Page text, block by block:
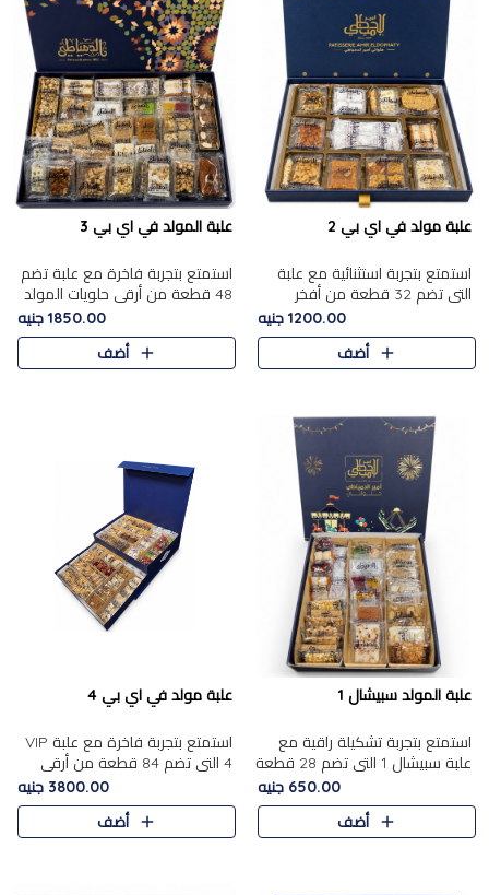
علبة مولد في اي بي 2
استمتع بتجربة استثنائية مع علبة
التي تضم 32 قطعة من أفخر
حلويات المولد الشرقية، في تشكيلة
تجمع بين الأصالة والاختيارات
الفاخرة. تحتوي العلبة..
1200.00 جنيه
أضف
علبة المولد في اي بي 3
استمتع بتجربة فاخرة مع علبة تضم
48 قطعة من أرقى حلويات المولد
الشرقية، في تشكيلة تجمع بين
الأصناف التقليدية الفاخرة والاختيارات
1850.00 جنيه
أضف
علبة المولد سبيشال 1
استمتع بتجربة تشكيلة راقية مع
علبة سبيشال 1 التي تضم 28 قطعة
من تشكيلة مختارة بعناية من أفخر
حلويات المولد المصرية الأصلية
الشرقية. تحتوي ال..
650.00 جنيه
أضف
علبة مولد في اي بي 4
استمتع بتجربة فاخرة مع علبة VIP
4 التي تضم 84 قطعة من أرقى
حلويات المولد الشرقية، في تشكيلة
غنية تجمع بين الحلويات التقليدية
والمكسرات الفاخرة. تحتوي العلبة
3800.00 جنيه
أضف